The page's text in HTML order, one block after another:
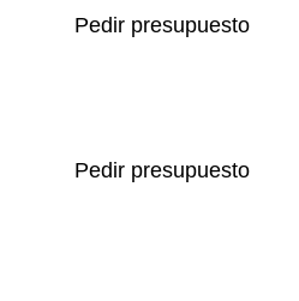
Pedir presupuesto
Pedir presupuesto